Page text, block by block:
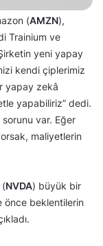
(AMZN),
Trainium ve
yeni yapay
kendi çiplerimiz
yapay zekâ
yapabiliriz” dedi.
sorunu var. Eğer
maliyetlerin
(NVDA) büyük bir
önce beklentilerin